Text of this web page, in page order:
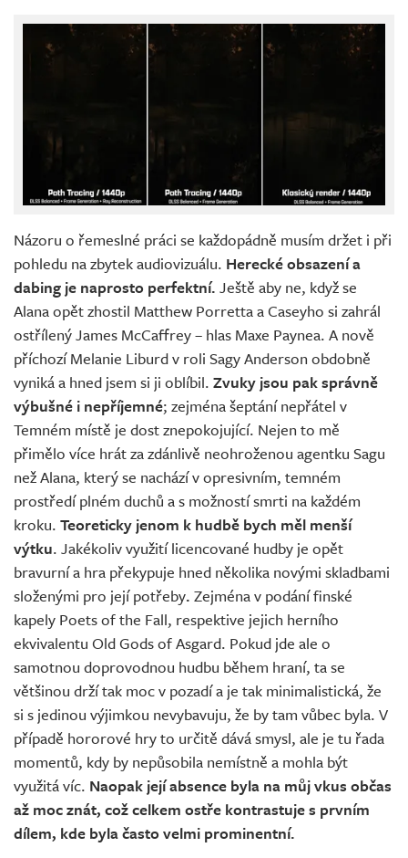
Názoru o řemeslné práci se každopádně musím držet i při
pohledu na zbytek audiovizuálu. Herecké obsazení a
dabing je naprosto perfektní. Ještě aby ne, když se
Alana opět zhostil Matthew Porretta a Caseyho si zahrál
ostřílený James McCaffrey – hlas Maxe Paynea. A nově
příchozí Melanie Liburd v roli Sagy Anderson obdobně
vyniká a hned jsem si ji oblíbil. Zvuky jsou pak správně
výbušné i nepříjemné; zejména šeptání nepřátel v
Temném místě je dost znepokojující. Nejen to mě
přimělo více hrát za zdánlivě neohroženou agentku Sagu
než Alana, který se nachází v opresivním, temném
prostředí plném duchů a s možností smrti na každém
kroku. Teoreticky jenom k hudbě bych měl menší
výtku. Jakékoliv využití licencované hudby je opět
bravurní a hra překypuje hned několika novými skladbami
složenými pro její potřeby. Zejména v podání finské
kapely Poets of the Fall, respektive jejich herního
ekvivalentu Old Gods of Asgard. Pokud jde ale o
samotnou doprovodnou hudbu během hraní, ta se
většinou drží tak moc v pozadí a je tak minimalistická, že
si s jedinou výjimkou nevybavuju, že by tam vůbec byla. V
případě hororové hry to určitě dává smysl, ale je tu řada
momentů, kdy by nepůsobila nemístně a mohla být
využitá víc. Naopak její absence byla na můj vkus občas
až moc znát, což celkem ostře kontrastuje s prvním
dílem, kde byla často velmi prominentní.